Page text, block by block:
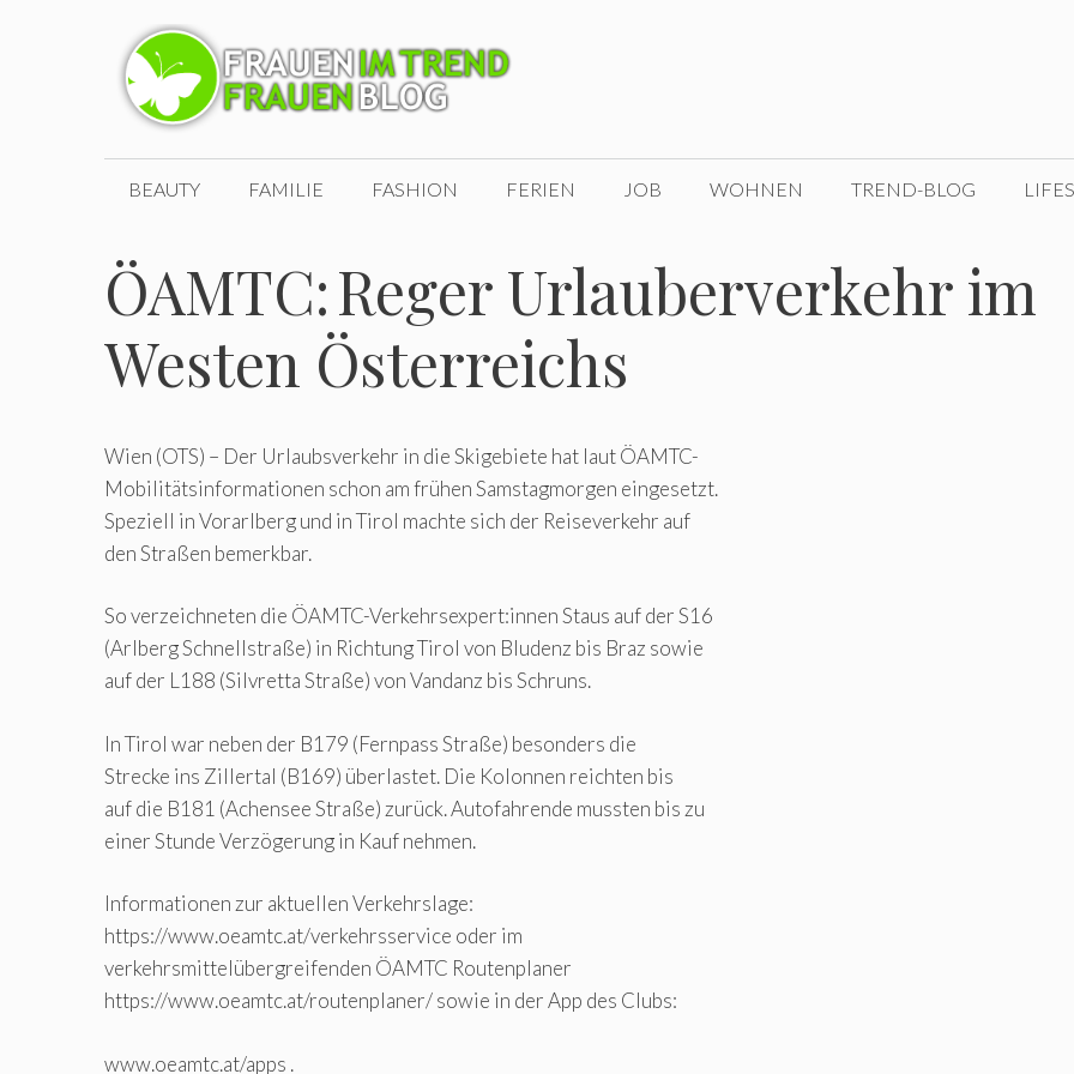
BEAUTY FAMILIE FASHION FERIEN JOB WOHNEN TREND-BLOG
ÖAMTC: Reger Urlauberverkehr im
Westen Österreichs
Wien (OTS) – Der Urlaubsverkehr in die Skigebiete hat laut ÖAMTC-
Mobilitätsinformationen schon am frühen Samstagmorgen eingesetzt.
Speziell in Vorarlberg und in Tirol machte sich der Reiseverkehr auf
den Straßen bemerkbar.
So verzeichneten die ÖAMTC-Verkehrsexpert:innen Staus auf der S16
(Arlberg Schnellstraße) in Richtung Tirol von Bludenz bis Braz sowie
auf der L188 (Silvretta Straße) von Vandanz bis Schruns.
In Tirol war neben der B179 (Fernpass Straße) besonders die
Strecke ins Zillertal (B169) überlastet. Die Kolonnen reichten bis
auf die B181 (Achensee Straße) zurück. Autofahrende mussten bis zu
einer Stunde Verzögerung in Kauf nehmen.
Informationen zur aktuellen Verkehrslage:
https://www.oeamtc.at/verkehrsservice oder im
verkehrsmittelübergreifenden ÖAMTC Routenplaner
https://www.oeamtc.at/routenplaner/ sowie in der App des Clubs:
www.oeamtc.at/apps .